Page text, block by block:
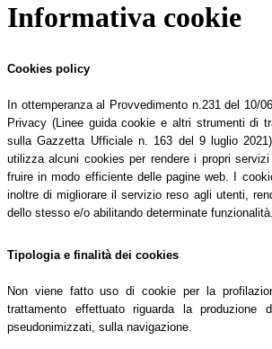
Informativa cookie
Cookies policy
In ottemperanza al Provvedimento n.231 del 10/
Privacy (Linee guida cookie e altri strumenti di
sulla Gazzetta Ufficiale n. 163 del 9 luglio
utilizza alcuni cookies per rendere i propri
fruire in modo efficiente delle pagine web. I
inoltre di migliorare il servizio reso agli utenti,
dello stesso e/o abilitando determinate funzionalità.
Tipologia e finalità dei cookies
Non viene fatto uso di cookie per la
trattamento effettuato riguarda la produzione
pseudonimizzati, sulla navigazione.